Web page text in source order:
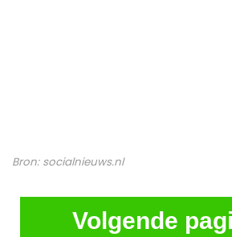
Bron: socialnieuws.nl
Volgende